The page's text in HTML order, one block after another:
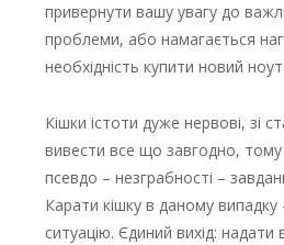
привернути вашу увагу до
проблеми, або намагається
необхідність купити новий
Кішки істоти дуже нервові, зі
вивести все що завгодно,
псевдо – незграбності –
Карати кішку в даному випадку
ситуацію. Єдиний вихід: